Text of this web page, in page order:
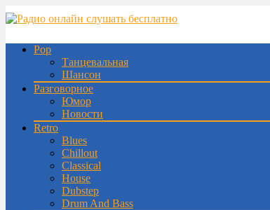
Pop
Танцевальная
Шансон
Разговорное
Юмор
Новости
Retro
Blues
Chillout
Classical
House
Dubstep
Drum And Bass